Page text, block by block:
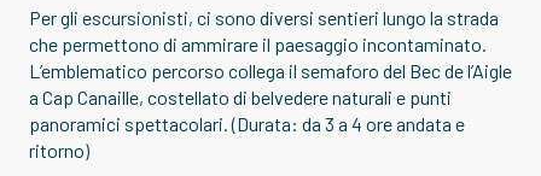
Per gli escursionisti, ci sono diversi sentieri lungo la strada
che permettono di ammirare il paesaggio incontaminato.
L’emblematico percorso collega il semaforo del Bec de l’Aigle
a Cap Canaille, costellato di belvedere naturali e punti
panoramici spettacolari. (Durata: da 3 a 4 ore andata e
ritorno)